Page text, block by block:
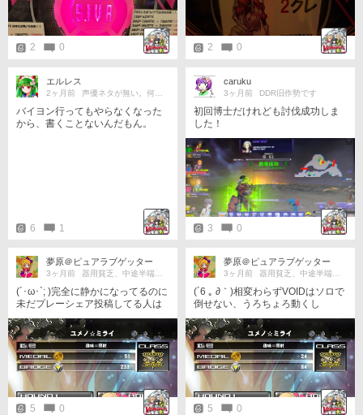
2 0 2 0
エルレス
2ヶ月前 声優ネタが無い。何かネタがないか？
バイヨン行ってもやらなくなった
から、書くことないんだもん。
6 1
caruku
3ヶ月前 DDR旧作勢です
初回博士だけれども討伐成功しま
した！
3 0
夢原＠ピュアラブゲッター
3ヶ月前 器用貧乏、中途半端こそ万能なり
(´･ω･`; )完全に静かになってるのに
未だプレーシェア投稿してる人は
俺だけ バイヨンは配置は変わって
おらず、ただちょっとボヤけてる
ような(それは元からか)
5 0
夢原＠ピュアラブゲッター
3ヶ月前 器用貧乏、中途半端こそ万能なり
(´6 ｡ ∂｀)相変わらずVOIDはソロで
倒せない、うろちょろ動くし
5 0